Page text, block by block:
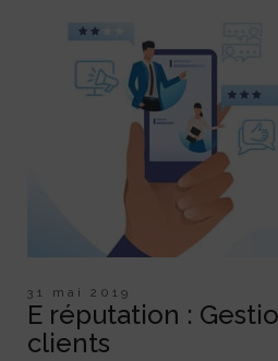
31 mai 2019
E réputation :
clients